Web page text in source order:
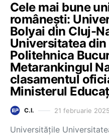
Cele mai bune
românești:
Bolyai din Cluj-
Universitatea
Politehnica
Metarankingul
clasamentul
Ministerul
C.I. 21 februarie 2025
Universitățile